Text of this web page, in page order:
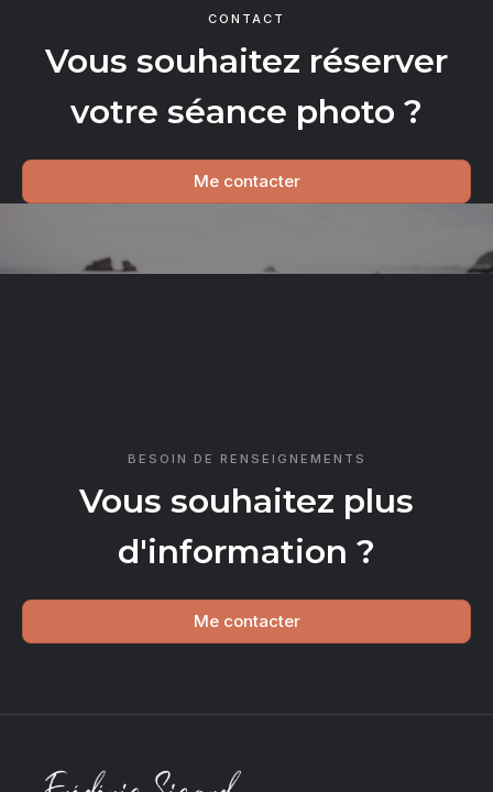
CONTACT
Vous souhaitez réserver
votre séance photo ?
Me contacter
BESOIN DE RENSEIGNEMENTS
Vous souhaitez plus
d'information ?
Me contacter